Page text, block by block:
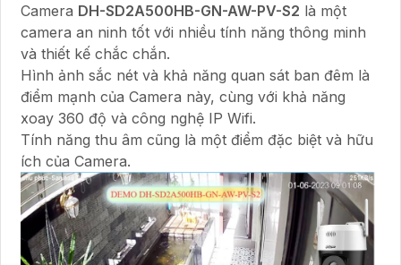
Camera DH-SD2A500HB-GN-AW-PV-S2 là một
camera an ninh tốt với nhiều tính năng thông minh
và thiết kế chắc chắn.
Hình ảnh sắc nét và khả năng quan sát ban đêm là
điểm mạnh của Camera này, cùng với khả năng
xoay 360 độ và công nghệ IP Wifi.
Tính năng thu âm cũng là một điểm đặc biệt và hữu
ích của Camera.